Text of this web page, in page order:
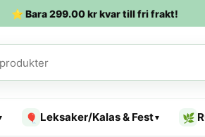
⭐ Bara299.00krkvar till fri frakt!
🎈 Leksaker/Kalas & Fest▾ 🌿